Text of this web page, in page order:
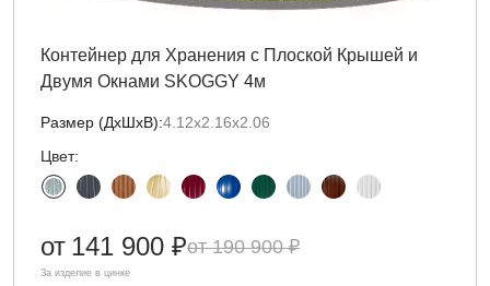
Контейнер для Хранения с Плоской Крышей и
Двумя Окнами SKOGGY 4м
Размер (ДxШxВ):4.12х2.16х2.06
Цвет:
190 900 ₽
от 141 900 ₽
За изделие в цинке